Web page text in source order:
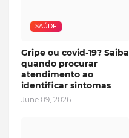
SAÚDE
Gripe ou covid-19? Saiba
quando procurar
atendimento ao
identificar sintomas
June 09, 2026